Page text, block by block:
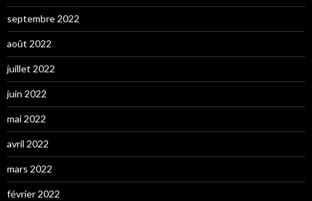
septembre 2022
août 2022
juillet 2022
juin 2022
mai 2022
avril 2022
mars 2022
février 2022